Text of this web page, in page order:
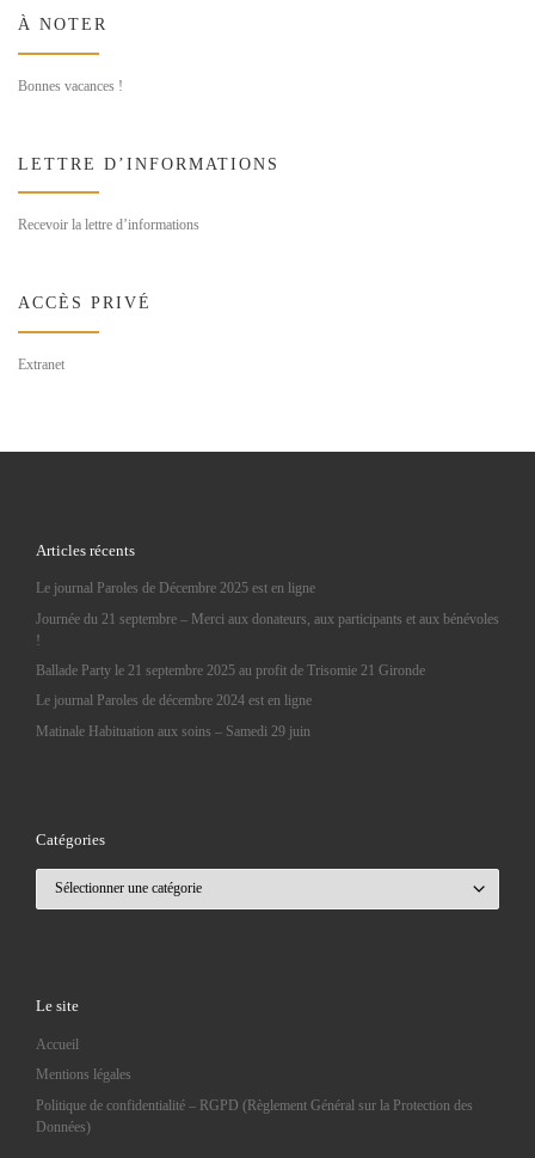
À NOTER
Bonnes vacances !
LETTRE D’INFORMATIONS
Recevoir la lettre d’informations
ACCÈS PRIVÉ
Extranet
Articles récents
Le journal Paroles de Décembre 2025 est en ligne
Journée du 21 septembre – Merci aux donateurs, aux participants et aux bénévoles
!
Ballade Party le 21 septembre 2025 au profit de Trisomie 21 Gironde
Le journal Paroles de décembre 2024 est en ligne
Matinale Habituation aux soins – Samedi 29 juin
Catégories
Le site
Accueil
Mentions légales
Politique de confidentialité – RGPD (Règlement Général sur la Protection des
Données)